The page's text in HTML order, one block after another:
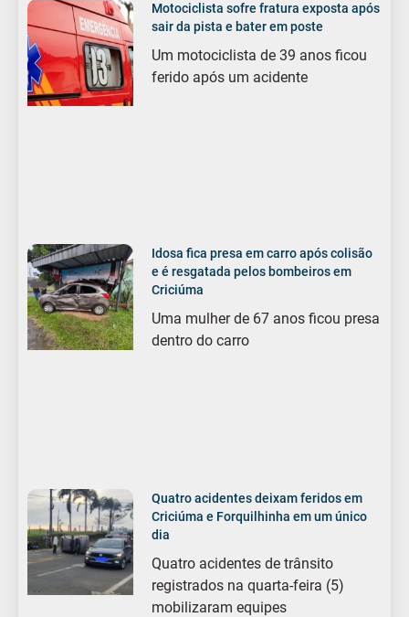
Motociclista sofre fratura exposta após
sair da pista e bater em poste
Um motociclista de 39 anos ficou
ferido após um acidente
Idosa fica presa em carro após colisão
e é resgatada pelos bombeiros em
Criciúma
Uma mulher de 67 anos ficou presa
dentro do carro
Quatro acidentes deixam feridos em
Criciúma e Forquilhinha em um único
dia
Quatro acidentes de trânsito
registrados na quarta-feira (5)
mobilizaram equipes